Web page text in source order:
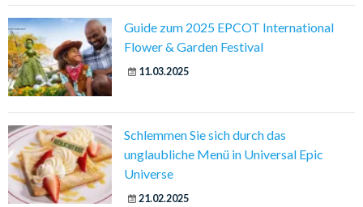
Guide zum 2025 EPCOT International
Flower & Garden Festival
11.03.2025
Schlemmen Sie sich durch das
unglaubliche Menü in Universal Epic
Universe
21.02.2025